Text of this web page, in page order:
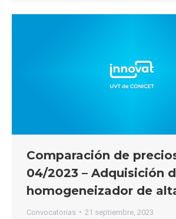
Comparación de
04/2023 – Adquisición
homogeneizador de
Convocatorias 21 septiembre, 2023